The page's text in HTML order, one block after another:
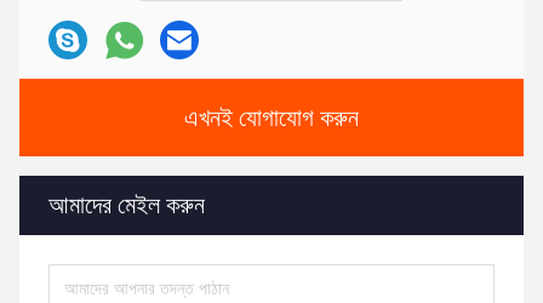
এখনই যোগাযোগ করুন
আমাদের মেইল ​​করুন